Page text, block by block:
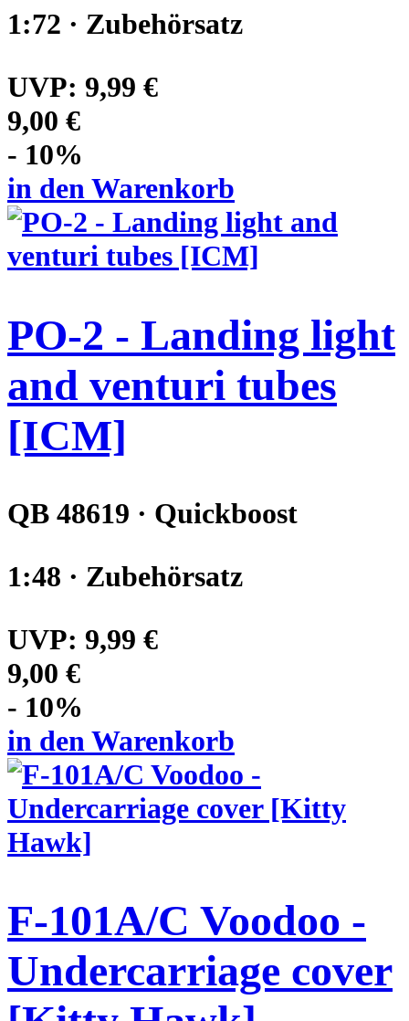
1:72 · Zubehörsatz
UVP: 9,99 €
9,00 €
- 10%
in den Warenkorb
PO-2 - Landing light
and venturi tubes
[ICM]
QB 48619 · Quickboost
1:48 · Zubehörsatz
UVP: 9,99 €
9,00 €
- 10%
in den Warenkorb
F-101A/C Voodoo -
Undercarriage cover